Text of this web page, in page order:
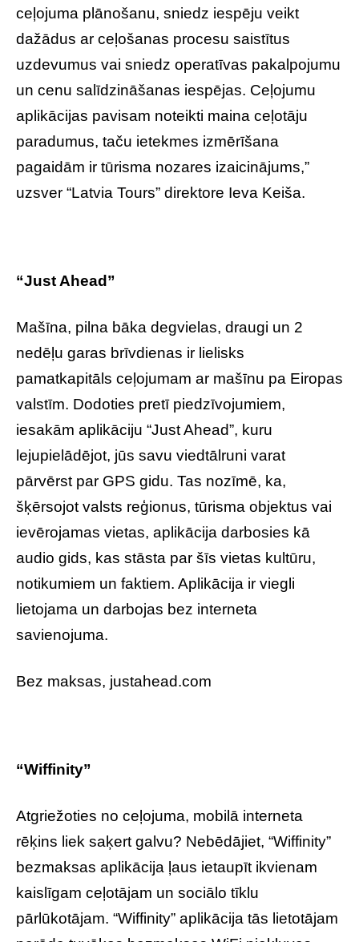
ceļojuma plānošanu, sniedz iespēju veikt
dažādus ar ceļošanas procesu saistītus
uzdevumus vai sniedz operatīvas pakalpojumu
un cenu salīdzināšanas iespējas. Ceļojumu
aplikācijas pavisam noteikti maina ceļotāju
paradumus, taču ietekmes izmērīšana
pagaidām ir tūrisma nozares izaicinājums,”
uzsver “Latvia Tours” direktore Ieva Keiša.
“Just Ahead”
Mašīna, pilna bāka degvielas, draugi un 2
nedēļu garas brīvdienas ir lielisks
pamatkapitāls ceļojumam ar mašīnu pa Eiropas
valstīm. Dodoties pretī piedzīvojumiem,
iesakām aplikāciju “Just Ahead”, kuru
lejupielādējot, jūs savu viedtālruni varat
pārvērst par GPS gidu. Tas nozīmē, ka,
šķērsojot valsts reģionus, tūrisma objektus vai
ievērojamas vietas, aplikācija darbosies kā
audio gids, kas stāsta par šīs vietas kultūru,
notikumiem un faktiem. Aplikācija ir viegli
lietojama un darbojas bez interneta
savienojuma.
Bez maksas, justahead.com
“Wiffinity”
Atgriežoties no ceļojuma, mobilā interneta
rēķins liek saķert galvu? Nebēdājiet, “Wiffinity”
bezmaksas aplikācija ļaus ietaupīt ikvienam
kaislīgam ceļotājam un sociālo tīklu
pārlūkotājam. “Wiffinity” aplikācija tās lietotājam